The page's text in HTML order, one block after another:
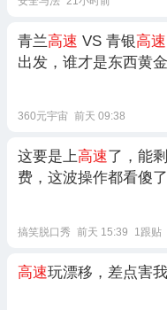
青兰高速 VS 青银高速
出发，谁才是东西黄
360元宇宙 前天 09:38
这要是上高速了，能
费，这波操作都看傻了
搞笑脱口秀 前天 15:39 1跟贴
高速玩漂移，差点害